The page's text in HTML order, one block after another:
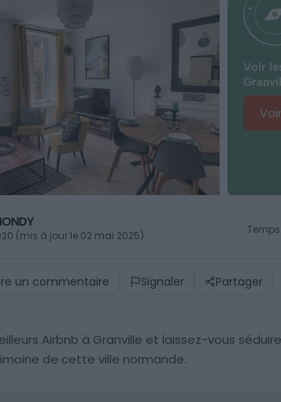
Voir
(mis à jour le 02 mai 2025)
un commentaire Signaler Partager
Airbnb à Granville et laissez-vous
de cette ville normande.